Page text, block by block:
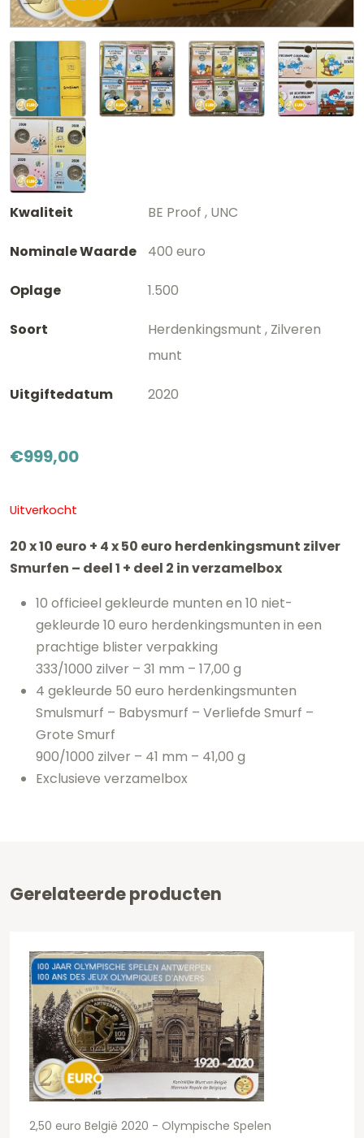
Kwaliteit BE Proof , UNC
Nominale Waarde 400 euro
Oplage 1.500
Soort
Herdenkingsmunt , Zilveren
munt
Uitgiftedatum 2020
€999,00
Uitverkocht
20 x 10 euro + 4 x 50 euro herdenkingsmunt zilver
Smurfen – deel 1 + deel 2 in verzamelbox
10 officieel gekleurde munten en 10 niet-
gekleurde 10 euro herdenkingsmunten in een
prachtige blister verpakking
333/1000 zilver – 31 mm – 17,00 g
4 gekleurde 50 euro herdenkingsmunten
Smulsmurf – Babysmurf – Verliefde Smurf –
Grote Smurf
900/1000 zilver – 41 mm – 41,00 g
Exclusieve verzamelbox
Gerelateerde producten
2,50 euro België 2020 - Olympische Spelen